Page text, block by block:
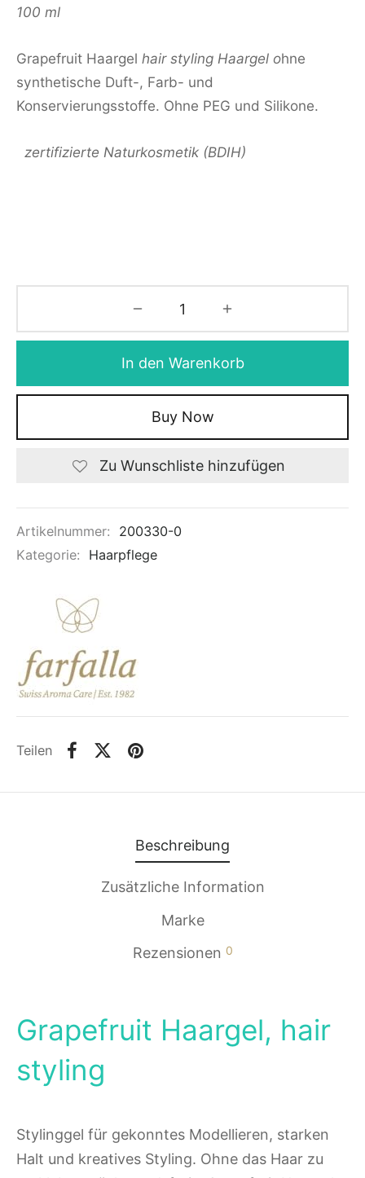
100 ml
Grapefruit Haargel hair styling Haargel ohne
synthetische Duft-, Farb- und
Konservierungsstoffe. Ohne PEG und Silikone.
zertifizierte Naturkosmetik (BDIH)
In den Warenkorb
Buy Now
Zu Wunschliste hinzufügen
Artikelnummer:
200330-0
Kategorie:
Haarpflege
Teilen
Beschreibung
Zusätzliche Information
Marke
Rezensionen 0
Grapefruit Haargel, hair
styling
Stylinggel für gekonntes Modellieren, starken
Halt und kreatives Styling. Ohne das Haar zu